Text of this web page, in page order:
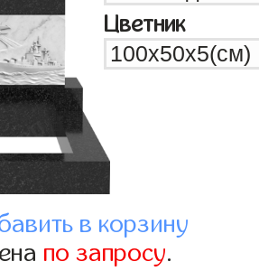
Цветник
в корзину
по запросу.